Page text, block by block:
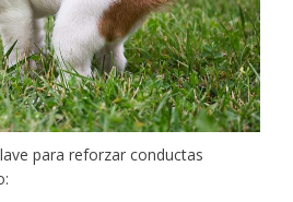
para reforzar conductas